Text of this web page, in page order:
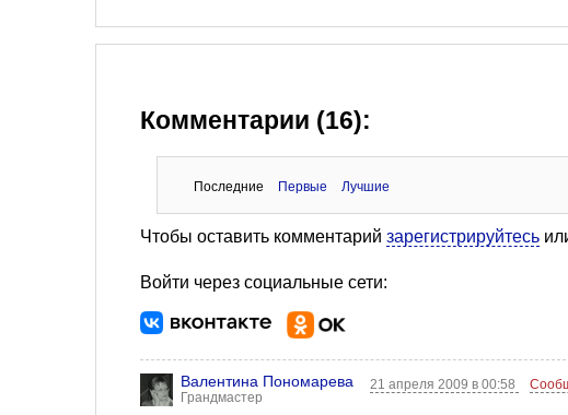
Комментарии (16):
Последние Первые Лучшие
Чтобы оставить комментарий зарегистрируйтесь
Войти через социальные сети:
Валентина Пономарева
Грандмастер
21 апреля 2009 в 00:58